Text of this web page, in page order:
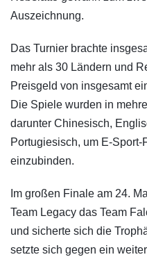
Auszeichnung.
Das Turnier brachte
mehr als 30 Ländern und
Preisgeld von insgesamt
Die Spiele wurden in
darunter Chinesisch,
Portugiesisch, um E-
einzubinden.
Im großen Finale am 24.
Team Legacy das Team
und sicherte sich die
setzte sich gegen ein